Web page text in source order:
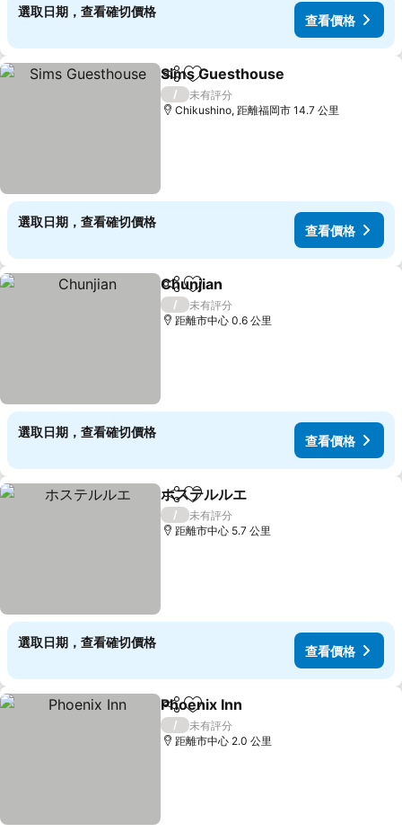
選取日期，查看確切價格
查看價格
分享 放到收藏夾
Sims Guesthouse
/
未有評分
Chikushino, 距離福岡市 14.7 公里
選取日期，查看確切價格
查看價格
分享 放到收藏夾
Chunjian
/
未有評分
距離市中心 0.6 公里
選取日期，查看確切價格
查看價格
分享 放到收藏夾
ホステルルエ
/
未有評分
距離市中心 5.7 公里
選取日期，查看確切價格
查看價格
分享 放到收藏夾
Phoenix Inn
/
未有評分
距離市中心 2.0 公里